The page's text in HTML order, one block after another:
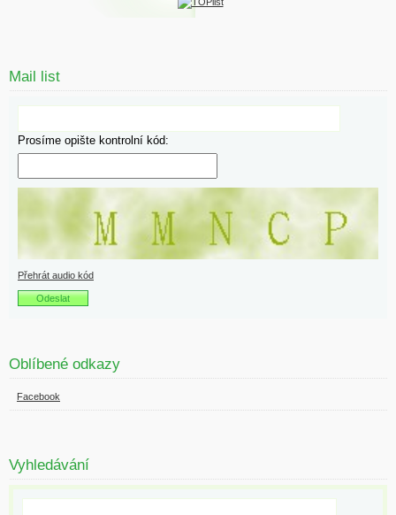
Mail list
Prosíme opište kontrolní kód:
Přehrát audio kód
Oblíbené odkazy
Facebook
Vyhledávání